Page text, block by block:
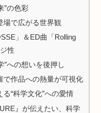
”の色彩
場で広がる世界観
」＆ED曲「Rolling
性
”への想いを後押し
で作品への熱量が可視化
る“科学文化”への愛情
』が伝えたい、科学